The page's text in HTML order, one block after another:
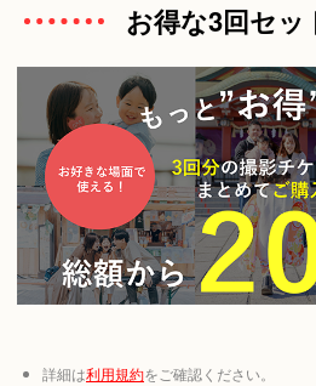
お得な3回セッ
詳細は利用規約をご確認ください。